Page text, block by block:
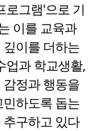
로그램'으로 기
이를 교육과
이를 더하는
업과 학교생활,
정과 행동을
하도록 돕는
구하고 있다